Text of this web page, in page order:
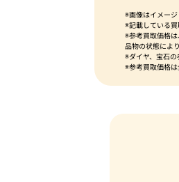
※画像はイメージ
※記載している
※参考買取価格
品物の状態によ
※ダイヤ、宝石の
※参考買取価格は